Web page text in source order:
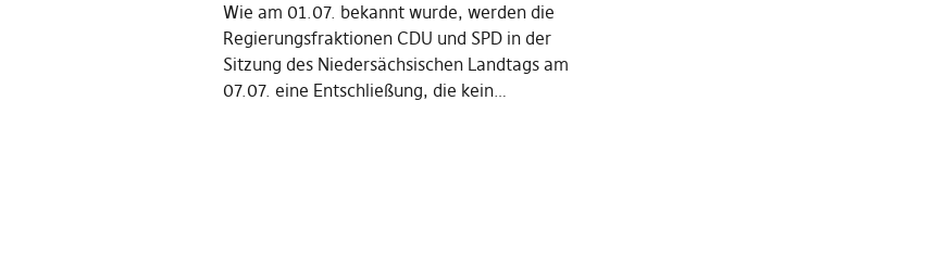
Wie am 01.07. bekannt wurde, werden die
Regierungsfraktionen CDU und SPD in der
Sitzung des Niedersächsischen Landtags am
07.07. eine Entschließung, die kein…